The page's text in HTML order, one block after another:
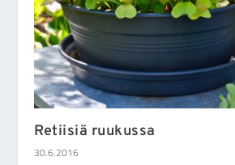
Retiisiä ruukussa
30.6.2016